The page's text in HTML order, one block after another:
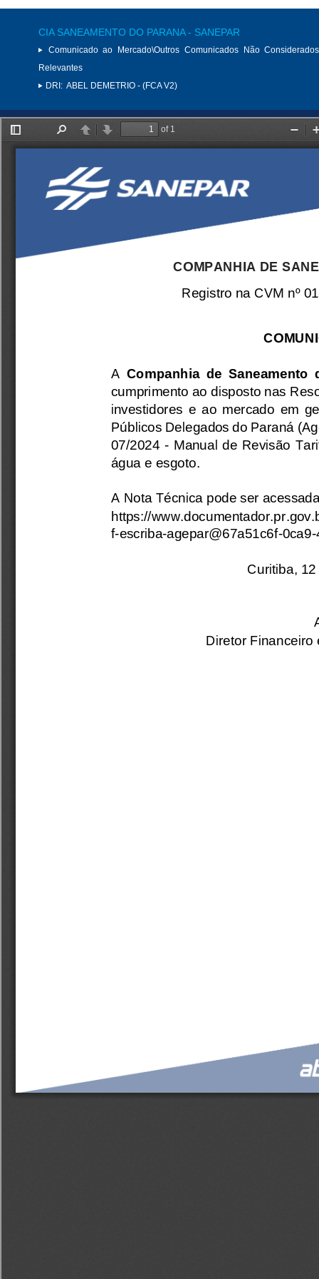
CIA SANEAMENTO DO PARANA - SANEPAR
Comunicado ao Mercado\Outros Comunicados Não
Relevantes
DRI: ABEL DEMETRIO - (FCA V2)